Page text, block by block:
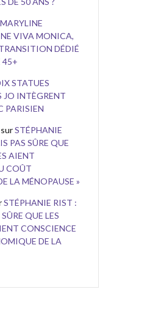
MARYLINE
VIVA MONICA,
DÉDIÉ
45+
STATUES
JO INTÈGRENT
PARISIEN
surSTÉPHANIE
PAS SÛRE QUE
AIENT
COÛT
LA MÉNOPAUSE »
STÉPHANIE RIST :
QUE LES
CONSCIENCE
DE LA